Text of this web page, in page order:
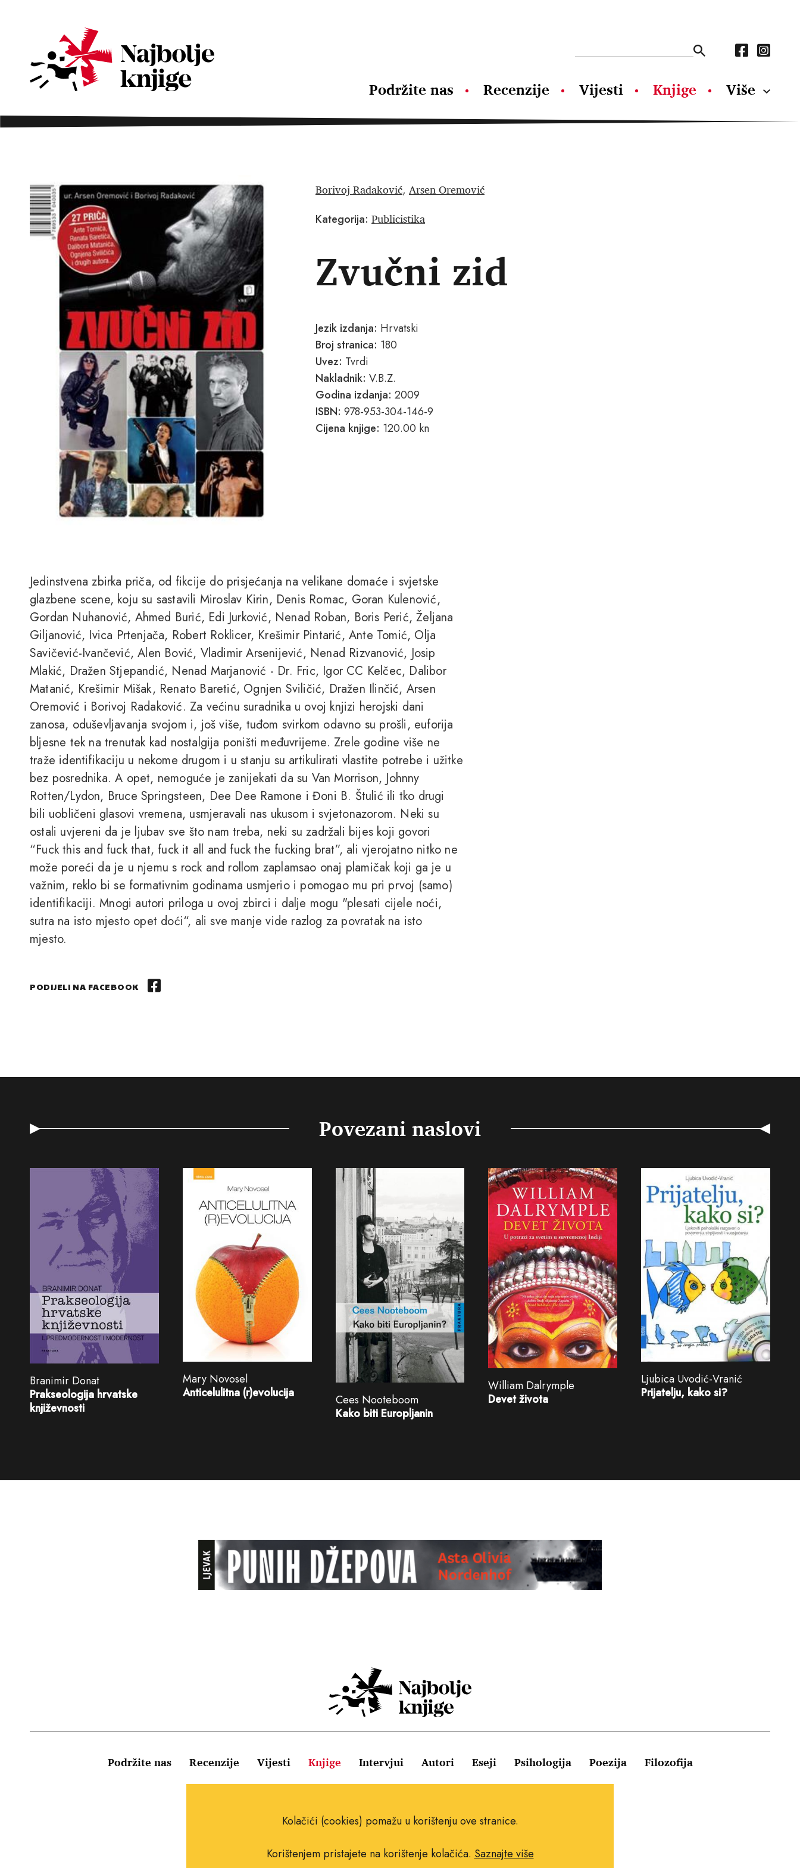
Podržite nas Recenzije Vijesti Knjige Više
Borivoj Radaković, Arsen Oremović
Kategorija: Publicistika
Zvučni zid
Jezik izdanja: Hrvatski
Broj stranica: 180
Uvez: Tvrdi
Nakladnik: V.B.Z.
Godina izdanja: 2009
ISBN: 978-953-304-146-9
Cijena knjige: 120.00 kn
Jedinstvena zbirka priča, od fikcije do prisjećanja na velikane domaće i svjetske
glazbene scene, koju su sastavili Miroslav Kirin, Denis Romac, Goran Kulenović,
Gordan Nuhanović, Ahmed Burić, Edi Jurković, Nenad Roban, Boris Perić, Željana
Giljanović, Ivica Prtenjača, Robert Roklicer, Krešimir Pintarić, Ante Tomić, Olja
Savičević-Ivančević, Alen Bović, Vladimir Arsenijević, Nenad Rizvanović, Josip
Mlakić, Dražen Stjepandić, Nenad Marjanović - Dr. Fric, Igor CC Kelčec, Dalibor
Matanić, Krešimir Mišak, Renato Baretić, Ognjen Sviličić, Dražen Ilinčić, Arsen
Oremović i Borivoj Radaković. Za većinu suradnika u ovoj knjizi herojski dani
zanosa, oduševljavanja svojom i, još više, tuđom svirkom odavno su prošli, euforija
bljesne tek na trenutak kad nostalgija poništi međuvrijeme. Zrele godine više ne
traže identifikaciju u nekome drugom i u stanju su artikulirati vlastite potrebe i užitke
bez posrednika. A opet, nemoguće je zanijekati da su Van Morrison, Johnny
Rotten/Lydon, Bruce Springsteen, Dee Dee Ramone i Đoni B. Štulić ili tko drugi
bili uobličeni glasovi vremena, usmjeravali nas ukusom i svjetonazorom. Neki su
ostali uvjereni da je ljubav sve što nam treba, neki su zadržali bijes koji govori
“Fuck this and fuck that, fuck it all and fuck the fucking brat”, ali vjerojatno nitko ne
može poreći da je u njemu s rock and rollom zaplamsao onaj plamičak koji ga je u
važnim, reklo bi se formativnim godinama usmjerio i pomogao mu pri prvoj (samo)
identifikaciji. Mnogi autori priloga u ovoj zbirci i dalje mogu "plesati cijele noći,
sutra na isto mjesto opet doći“, ali sve manje vide razlog za povratak na isto
mjesto.
PODIJELI NA FACEBOOK
Povezani naslovi
Branimir Donat
Prakseologija hrvatske
književnosti
Mary Novosel
Anticelulitna (r)evolucija
Cees Nooteboom
Kako biti Europljanin
William Dalrymple
Devet života
Ljubica Uvodić-Vranić
Prijatelju, kako si?
Podržite nas Recenzije Vijesti Knjige Intervjui Autori Eseji Psihologija Poezija Filozofija
Kolačići (cookies) pomažu u korištenju ove stranice.
Korištenjem pristajete na korištenje kolačića. Saznajte više